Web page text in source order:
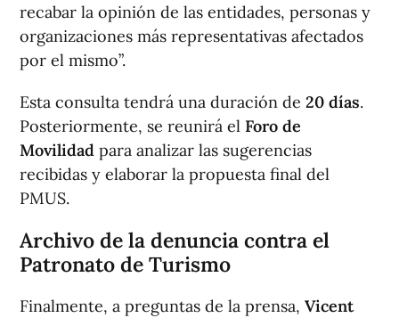
recabar la opinión de las entidades, personas y
organizaciones más representativas afectados
por el mismo”.
Esta consulta tendrá una duración de 20 días.
Posteriormente, se reunirá el Foro de
Movilidad para analizar las sugerencias
recibidas y elaborar la propuesta final del
PMUS.
Archivo de la denuncia contra el
Patronato de Turismo
Finalmente, a preguntas de la prensa, Vicent